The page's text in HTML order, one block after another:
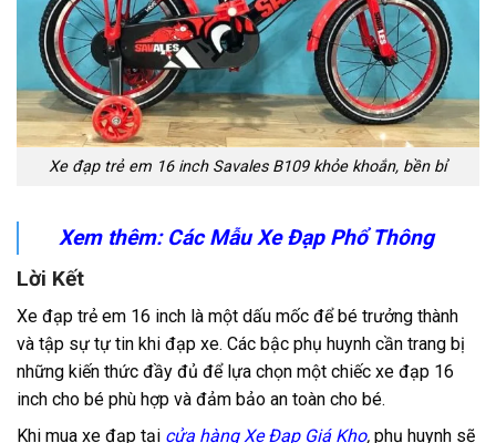
Xe đạp trẻ em 16 inch Savales B109 khỏe khoắn, bền bỉ
Xem thêm: Các Mẫu Xe Đạp Phổ Thông
Lời Kết
Xe đạp trẻ em 16 inch là một dấu mốc để bé trưởng thành
và tập sự tự tin khi đạp xe. Các bậc phụ huynh cần trang bị
những kiến thức đầy đủ để lựa chọn một chiếc xe đạp 16
inch cho bé phù hợp và đảm bảo an toàn cho bé.
Khi mua xe đạp tại cửa hàng Xe Đạp Giá Kho, phụ huynh sẽ